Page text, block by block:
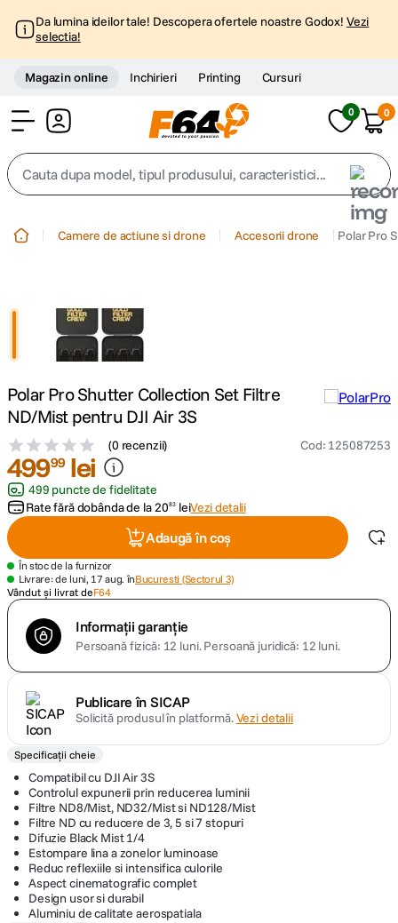
Da lumina ideilor tale! Descopera ofertele noastre Godox! Vezi
selectia!
Magazin online Inchirieri Printing Cursuri
0 0
Cauta dupa model, tipul produsului, caracteristici...
trepied
trepied telefon
4 peak design
canon sx740 hs
6. lavaliera
sony fx
8. card memorie
10. dji osmo
Camere de actiune si drone Accesorii drone Polar Pro
Polar Pro Shutter Collection Set Filtre
ND/Mist pentru DJI Air 3S
(0 recenzii) Cod: 125087253
49999 lei
499 puncte de fidelitate
Rate fără dobânda de la2083 leiVezi detalii
Adaugă în coș
În stoc de la furnizor
Livrare: de luni, 17 aug. înBucuresti (Sectorul 3)
Vândut și livrat deF64
Informații garanție
Persoană fizică: 12 luni.Persoană juridică: 12 luni.
Publicare în SICAP
Solicită produsul în platformă.Vezi detalii
Specificații cheie
Compatibil cu DJI Air 3S
Controlul expunerii prin reducerea luminii
Filtre ND8/Mist, ND32/Mist si ND128/Mist
Filtre ND cu reducere de 3, 5 si 7 stopuri
Difuzie Black Mist 1/4
Estompare lina a zonelor luminoase
Reduc reflexiile si intensifica culorile
Aspect cinematografic complet
Design usor si durabil
Aluminiu de calitate aerospatiala